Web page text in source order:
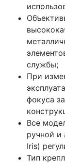
службы;
При
фокуса
Все
ручной и
Iris)
Тип